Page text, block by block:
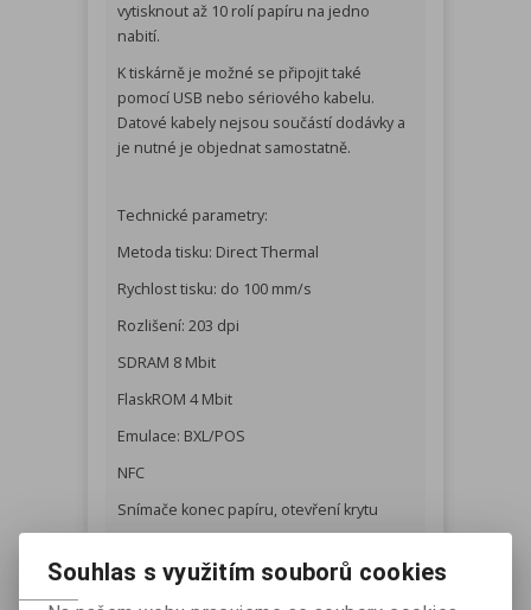
vytisknout až 10 rolí papíru na jedno
nabití.
K tiskárně je možné se připojit také
pomocí USB nebo sériového kabelu.
Datové kabely nejsou součástí dodávky a
je nutné je objednat samostatně.
Technické parametry:
Metoda tisku: Direct Thermal
Rychlost tisku: do 100 mm/s
Rozlišení: 203 dpi
SDRAM 8 Mbit
FlaskROM 4 Mbit
Emulace: BXL/POS
NFC
Snímače konec papíru, otevření krytu
doba do 2,5 hodiny
Souhlas s využitím souborů cookies